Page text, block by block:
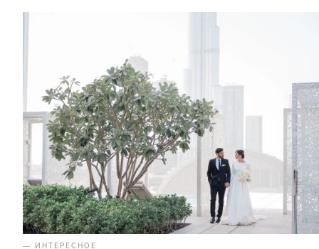
— ИНТЕРЕСНОЕ